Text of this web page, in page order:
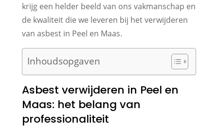
krijg een helder beeld van ons vakmanschap en
de kwaliteit die we leveren bij het verwijderen
van asbest in Peel en Maas.
Inhoudsopgaven
Asbest verwijderen in Peel en
Maas: het belang van
professionaliteit